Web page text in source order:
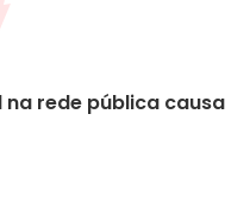
rede pública causa